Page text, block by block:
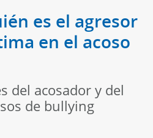
es el agresor
en el acoso
del acosador y del
de bullying